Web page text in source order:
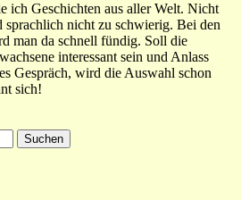
ich Geschichten aus aller Welt. Nicht
sprachlich nicht zu schwierig. Bei den
man da schnell fündig. Soll die
interessant sein und Anlass
Gespräch, wird die Auswahl schon
sich!